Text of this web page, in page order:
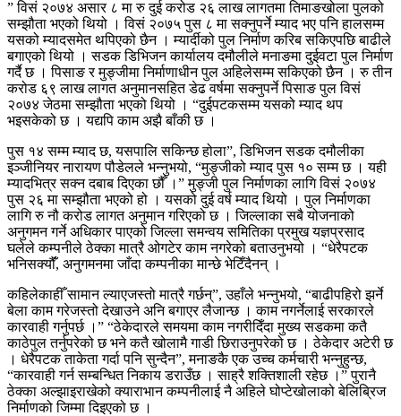
” विसं २०७४ असार ८ मा रु दुई करोड २६ लाख लागतमा तिमाङखोला पुलको
सम्झौता भएको थियो । विसं २०७५ पुस ८ मा सक्नुपर्ने म्याद भए पनि हालसम्म
यसको म्यादसमेत थपिएको छैन । म्यार्दीको पुल निर्माण करिब सकिएपछि बाढीले
बगाएको थियो । सडक डिभिजन कार्यालय दमौलीले मनाङमा दुईवटा पुल निर्माण
गर्दै छ । पिसाङ र मुङ्जीमा निर्माणाधीन पुल अहिलेसम्म सकिएको छैन । रु तीन
करोड ६९ लाख लागत अनुमानसहित डेढ वर्षमा सक्नुपर्ने पिसाङ पुल विसं
२०७४ जेठमा सम्झौता भएको थियो । “दुईपटकसम्म यसको म्याद थप
भइसकेको छ । यद्यपि काम अझै बाँकी छ ।
पुस १४ सम्म म्याद छ, यसपालि सकिन्छ होला”, डिभिजन सडक दमौलीका
इञ्जीनियर नारायण पौडेलले भन्नुभयो, “मुङ्जीको म्याद पुस १० सम्म छ । यही
म्यादभित्र सक्न दबाब दिएका छौँ ।” मुङ्जी पुल निर्माणका लागि विसं २०७४
पुस २६ मा सम्झौता भएको हो । यसको दुई वर्ष म्याद थियो । पुल निर्माणका
लागि रु नौ करोड लागत अनुमान गरिएको छ । जिल्लाका सबै योजनाको
अनुगमन गर्ने अधिकार पाएको जिल्ला समन्वय समितिका प्रमुख यज्ञप्रसाद
घलेले कम्पनीले ठेक्का मात्रै ओगटेर काम नगरेको बताउनुभयो । “धेरैपटक
भनिसक्यौंँ, अनुगमनमा जाँदा कम्पनीका मान्छे भेटिँदैनन् ।
कहिलेकाहीँ सामान ल्याएजस्तो मात्रै गर्छन्”, उहाँले भन्नुभयो, “बाढीपहिरो झर्ने
बेला काम गरेजस्तो देखाउने अनि बगाएर लैजान्छ । काम नगर्नेलाई सरकारले
कारवाही गर्नुपर्छ ।” “ठेकेदारले समयमा काम नगरीदिँदा मुख्य सडकमा कतै
काठेपुल तर्नुपरेको छ भने कतै खोलामै गाडी छिराउनुपरेको छ । ठेकेदार अटेरी छ
। धेरैपटक ताकेता गर्दा पनि सुन्दैन”, मनाङकै एक उच्च कर्मचारी भन्नुहुन्छ,
“कारवाही गर्न सम्बन्धित निकाय डराउँछ । साह्रै शक्तिशाली रहेछ ।” पुरानै
ठेक्का अल्झाइराखेको क्याराभान कम्पनीलाई नै अहिले घोप्टेखोलाको बेलिब्रिज
निर्माणको जिम्मा दिइएको छ ।